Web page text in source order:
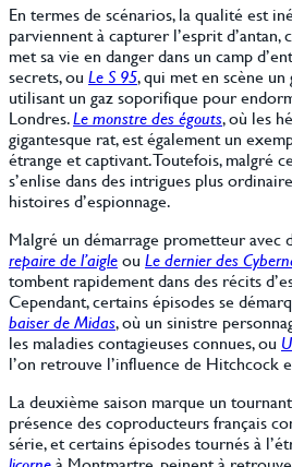
En termes de scénarios, la qualité est
parviennent à capturer l’esprit d’antan,
met sa vie en danger dans un camp
secrets, ou Le S 95, qui met en scène
utilisant un gaz soporifique pour
Londres.Le monstre des égouts, où les
gigantesque rat, est également un
étrange et captivant. Toutefois, malgré
s’enlise dans des intrigues plus
histoires d’espionnage.
Malgré un démarrage prometteur avec
repaire de l’aigleou Le dernier des
tombent rapidement dans des récits
Cependant, certains épisodes se
baiser de Midas, où un sinistre
les maladies contagieuses connues, ou
l’on retrouve l’influence de Hitchcock
La deuxième saison marque un
présence des coproducteurs français
série, et certains épisodes tournés à